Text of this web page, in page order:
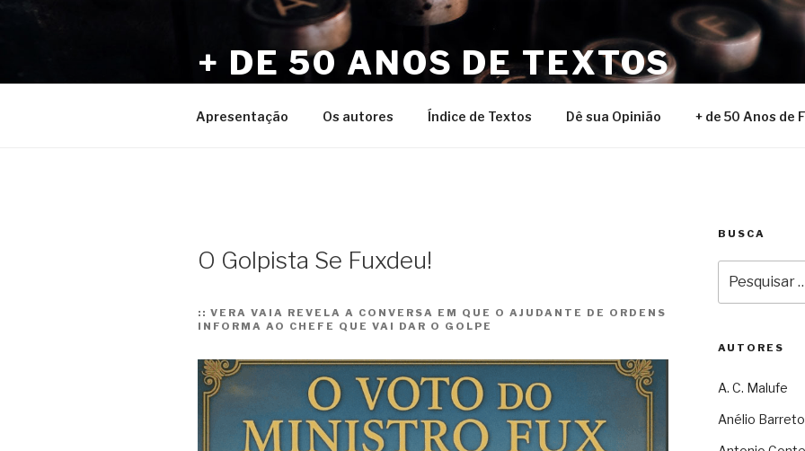
Pular
+ DE 50 ANOS DE TEXTOS
Apresentação Os autores Índice de Textos Dê sua Opinião + de 50 Anos de
O Golpista Se Fuxdeu!
:: VERA VAIA REVELA A CONVERSA EM QUE O AJUDANTE DE ORDENS
INFORMA AO CHEFE QUE VAI DAR O GOLPE
BUSCA
por:
AUTORES
A. C. Malufe
Anélio Barreto